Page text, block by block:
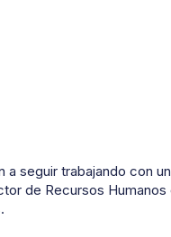
seguir trabajando con
de Recursos